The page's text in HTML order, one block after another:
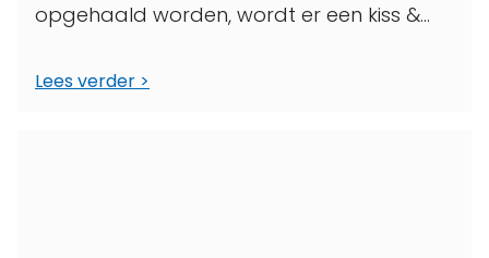
opgehaald worden, wordt er een kiss &
Lees verder